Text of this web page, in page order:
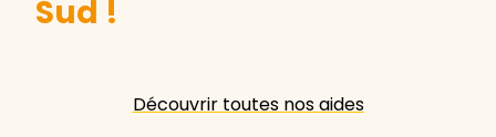
Sud !
Découvrir toutes nos aides